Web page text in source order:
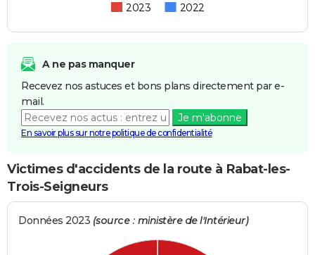
2023 2022
A ne pas manquer
Recevez nos astuces et bons plans directement par e-
mail.
Je m'abonne
En savoir plus sur notre politique de confidentialité
Victimes d'accidents de la route à Rabat-les-
Trois-Seigneurs
Données 2023 (source : ministère de l'Intérieur)